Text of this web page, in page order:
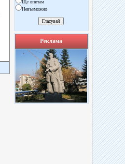
Ще опитам
Невъзможно
Реклама